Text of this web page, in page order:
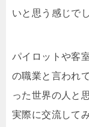
いと思う感じでし
パイロットや客
の職業と言われ
った世界の人と
実際に交流して